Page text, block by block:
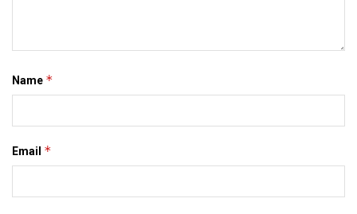
Name *
Email *